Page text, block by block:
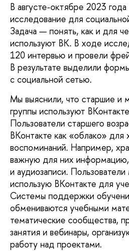
В августе-октябре 2023
исследование для
Задача — понять, как и для
используют ВК. В ходе
120 интервью и провели
В результате выделили
с социальной сетью.
Мы выяснили, что старшие и
группы используют
Пользователи старшего
ВКонтакте как «облако» для
воспоминаний. Например,
важную для них
и аудиозаписи.
использую ВКонтакте для
Системы поддержки
обмениваются учебными
тематические сообщества,
занятия и вебинары,
работу над проектами.